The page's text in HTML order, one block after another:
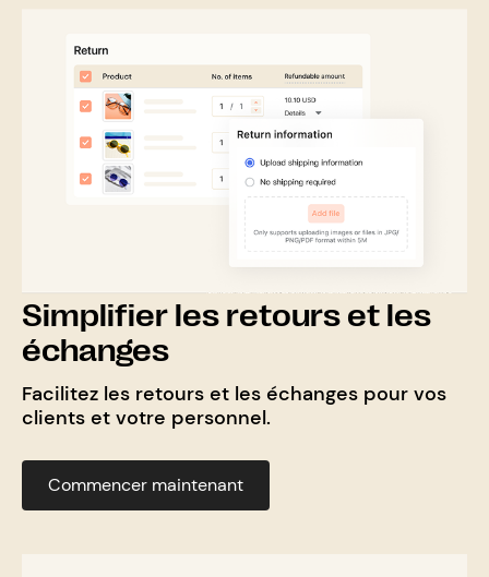
Simplifier les retours et les
échanges
Facilitez les retours et les échanges pour vos
clients et votre personnel.
Commencer maintenant